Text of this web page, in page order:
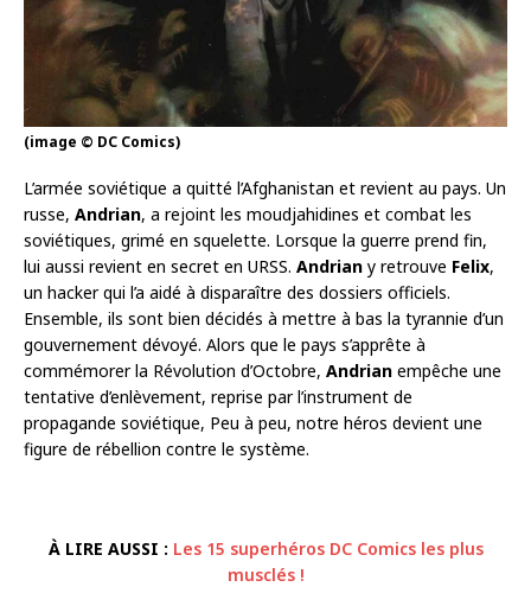
(image © DC Comics)
L’armée soviétique a quitté l’Afghanistan et revient au pays. Un
russe, Andrian, a rejoint les moudjahidines et combat les
soviétiques, grimé en squelette. Lorsque la guerre prend fin,
lui aussi revient en secret en URSS. Andrian y retrouve Felix,
un hacker qui l’a aidé à disparaître des dossiers officiels.
Ensemble, ils sont bien décidés à mettre à bas la tyrannie d’un
gouvernement dévoyé. Alors que le pays s’apprête à
commémorer la Révolution d’Octobre, Andrian empêche une
tentative d’enlèvement, reprise par l’instrument de
propagande soviétique, Peu à peu, notre héros devient une
figure de rébellion contre le système.
À LIRE AUSSI : Les 15 superhéros DC Comics les plus
musclés !